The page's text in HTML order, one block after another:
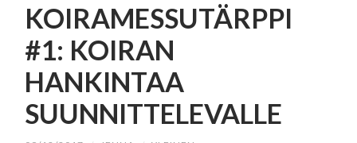
KOIRAMESSUTÄRPPI
#1: KOIRAN
HANKINTAA
SUUNNITTELEVALLE